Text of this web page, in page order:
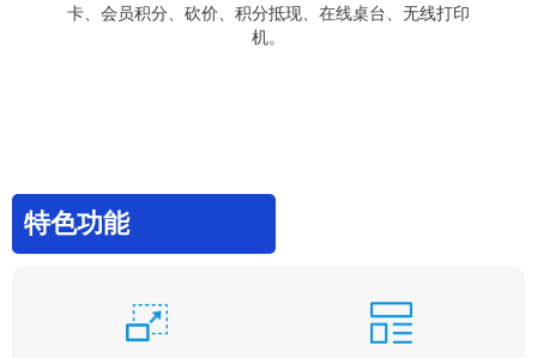
卡、会员积分、砍价、积分抵现、在线桌台、无线打印
机。
特色功能